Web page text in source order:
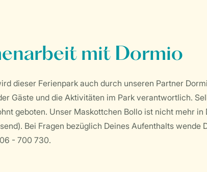
mit Dormio
dieser Ferienpark auch durch unseren Partner
Gäste und die Aktivitäten im Park verantwortlich.
geboten. Unser Maskottchen Bollo ist nicht mehr in
Bei Fragen bezüglich Deines Aufenthalts wende
- 700 730.